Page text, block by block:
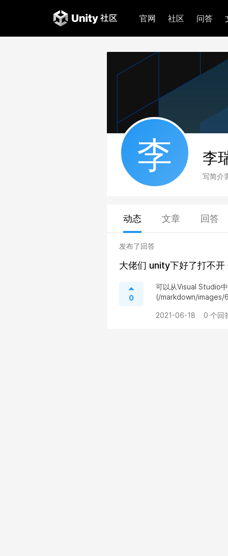
官网 社区 问答
李 李
写简介
动态 文章 回答
发布了回答
大佬们 unity下好了打不开
0
可以从Visual Studio
(/markdown/images/
2021-06-18 0 个回